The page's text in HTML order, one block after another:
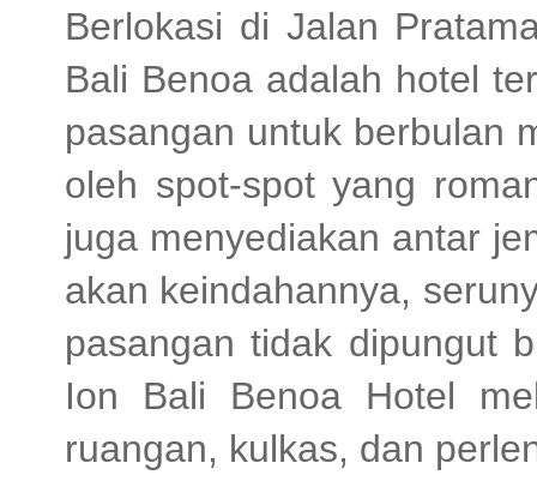
Berlokasi di Jalan
Bali Benoa adalah hotel
pasangan untuk berbulan
oleh spot-spot yang
juga menyediakan antar
akan keindahannya,
pasangan tidak dipungut
Ion Bali Benoa Hotel
ruangan, kulkas, dan